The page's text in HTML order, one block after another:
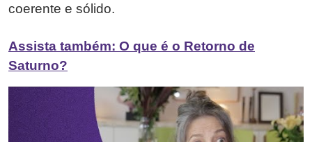
coerente e sólido.
Assista também: O que é o Retorno de
Saturno?